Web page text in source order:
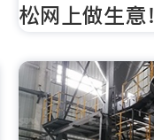
松网上做生意！